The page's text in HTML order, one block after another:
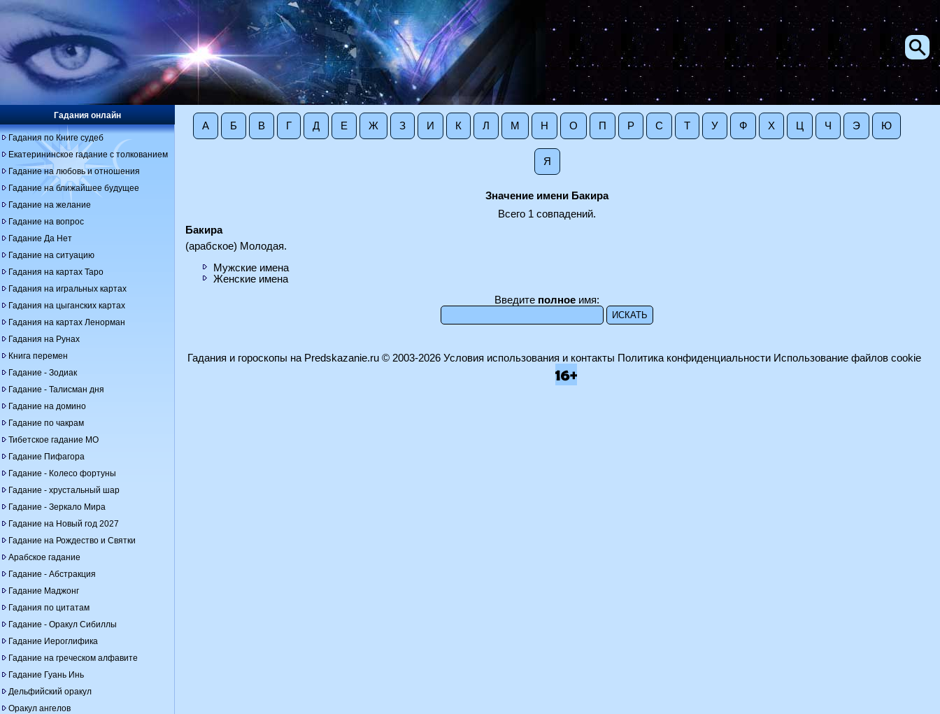
А Б В Г Д Е Ж З И К Л М Н О П Р С Т У Ф Х Ц Ч Э Ю
Я
Значение имени Бакира
Всего 1 совпадений.
Бакира
(арабское) Молодая.
Мужские имена
Женские имена
Введите полное имя:
Гадания онлайн
Гадания по Книге судеб
Екатерининское гадание с толкованием
Гадание на любовь и отношения
Гадание на ближайшее будущее
Гадание на желание
Гадание на вопрос
Гадание Да Нет
Гадание на ситуацию
Гадания на картах Таро
Гадания на игральных картах
Гадания на цыганских картах
Гадания на картах Ленорман
Гадания на Рунах
Книга перемен
Гадание - Зодиак
Гадание - Талисман дня
Гадание на домино
Гадание по чакрам
Тибетское гадание МО
Гадание Пифагора
Гадание - Колесо фортуны
Гадание - хрустальный шар
Гадание - Зеркало Мира
Гадание на Новый год 2027
Гадание на Рождество и Святки
Арабское гадание
Гадание - Абстракция
Гадание Маджонг
Гадания по цитатам
Гадание - Оракул Сибиллы
Гадание Иероглифика
Гадание на греческом алфавите
Гадание Гуань Инь
Дельфийский оракул
Оракул ангелов
Гадания и гороскопы на Predskazanie.ru© 2003-2026 Условия использования и контакты Политика конфиденциальности Использование файлов cookie